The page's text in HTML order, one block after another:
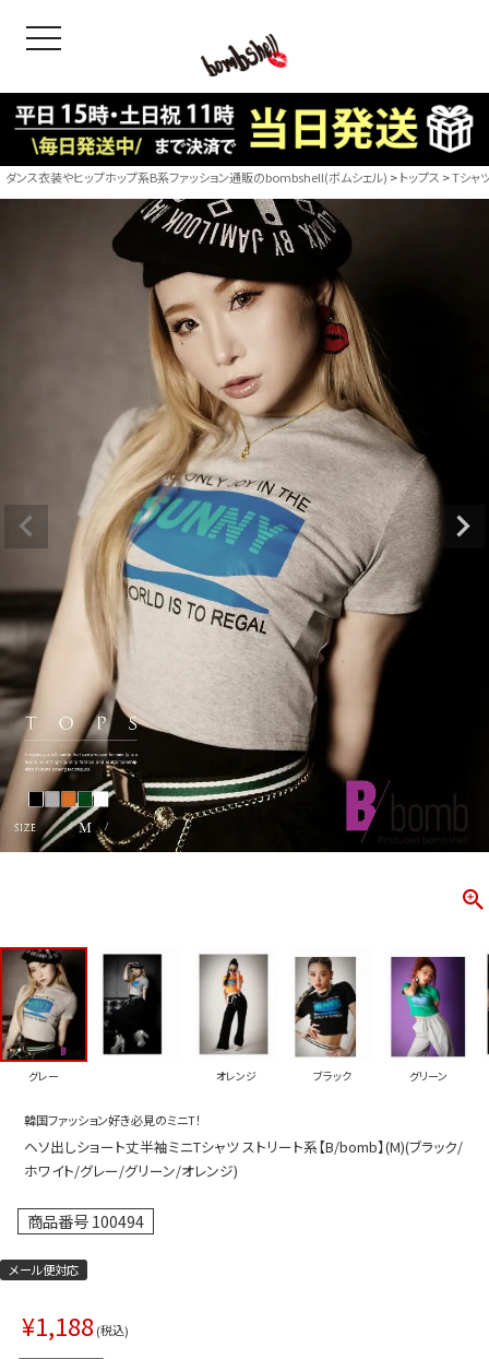
toggle navigation
＝ボムシェル】はダンス衣装専門ブランド。
衣装ならお任せ！オリジナル衣装やダンス衣装のトータル
ィネートのご提案。 ボムシェルならではの最新で斬新な
えをお届け。 撮影で使用してる小物や靴などダンサー必
ーデはイメージしやすく、全てボムシェルでご購入可能。
とは差別化出来るしっかりした衣装のご提案はダンサー
ージ映えを全力で応援してます。
CONTENTS
ス
ス
アップ
ース
インワン／サロペット
ラ・ニップレス
B/bomb
【B/bomb
「これど
好き女子
レッスン
シルエット
ンなど、幅
ゃれ女子
新作
トップス
ボトムス
ワンピース
ダンス衣装やヒップホップ系B系ファッション通販のbombshell(ボムシェル) トップス Tシャ
グレー オレンジ ブラック グリーン
韓国ファッション好き必見のミニT！
ヘソ出しショート丈半袖ミニTシャツ ストリート系【B/bomb】(M)(ブラック/
ホワイト/グレー/グリーン/オレンジ)
商品番号100494
メール便対応
¥1,188 税込